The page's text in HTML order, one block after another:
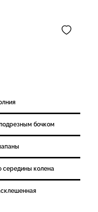
бочком
середины колена